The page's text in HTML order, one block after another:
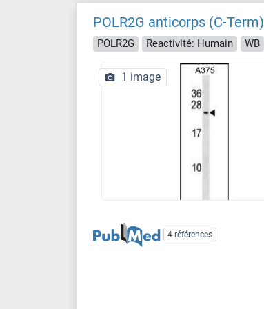
POLR2G anticorps (C-Term)
POLR2G Reactivité: Humain WB
1 image
4 références